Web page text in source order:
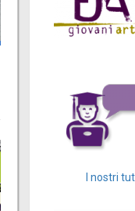
I nostri